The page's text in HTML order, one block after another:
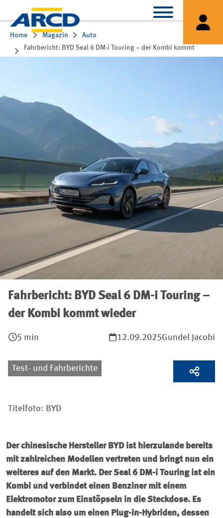
Home Magazin
Auto
Fahrbericht: BYD Seal 6 DM-i Touring – der Kombi kommt
Fahrbericht: BYD Seal 6 DM-i Touring –
der Kombi kommt wieder
5 min 12.09.2025Gundel Jacobi
Test- und Fahrberichte
Titelfoto: BYD
Der chinesische Hersteller BYD ist hierzulande bereits
mit zahlreichen Modellen vertreten und bringt nun ein
weiteres auf den Markt. Der Seal 6 DM-i Touring ist ein
Kombi und verbindet einen Benziner mit einem
Elektromotor zum Einstöpseln in die Steckdose. Es
handelt sich also um einen Plug-in-Hybriden, dessen